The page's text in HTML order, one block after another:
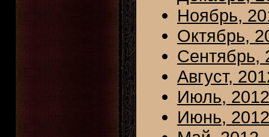
Ноябрь,
Октябрь,
Сентябрь,
Август,
Июль, 2012
Июнь, 2012